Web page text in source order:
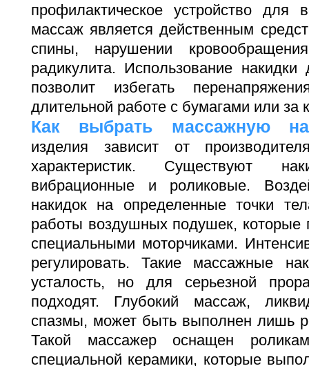
профилактическое устройство для
массаж является действенным
спины, нарушении
радикулита. Использование
позволит избегать
длительной работе с бумагами или за
Как выбрать массажную
изделия зависит от
характеристик. Существуют
вибрационные и роликовые.
накидок на определенные точки
работы воздушных подушек, которые
специальными моторчиками.
регулировать. Такие массажные
усталость, но для серьезной
подходят. Глубокий массаж,
спазмы, может быть выполнен лишь
Такой массажер оснащен
специальной керамики, которые